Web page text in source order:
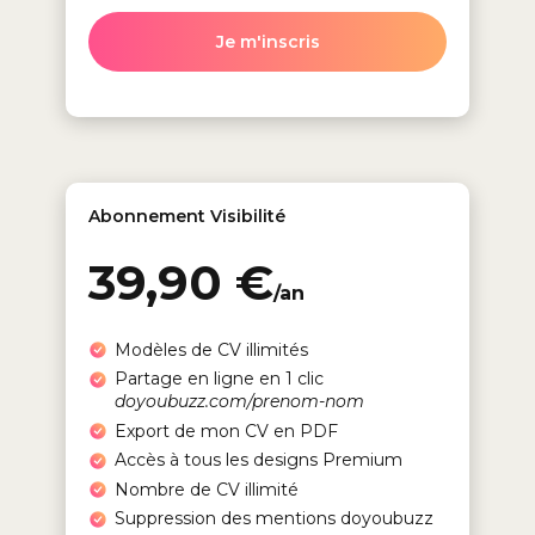
Je m'inscris
Abonnement Visibilité
39,90 €/an
Modèles de CV illimités
Partage en ligne en 1 clic
doyoubuzz.com/prenom-nom
Export de mon CV en PDF
Accès à tous les designs Premium
Nombre de CV illimité
Suppression des mentions doyoubuzz